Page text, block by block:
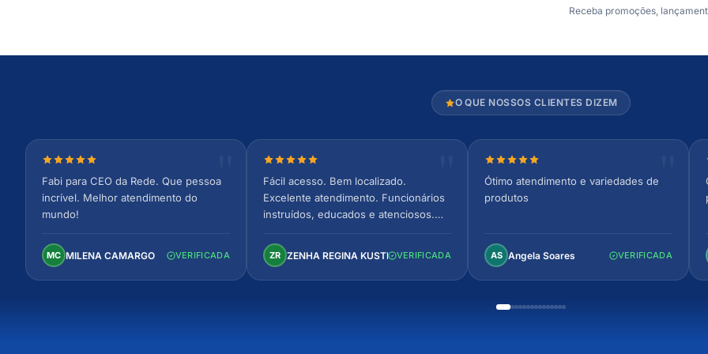
Receba promoções,
O QUE NOSSOS CLIENTES DIZEM
Nota 5 de 5 estrelas
Fabi para CEO da Rede. Que pessoa
incrível. Melhor atendimento do
mundo!
MC MILENA CAMARGO VERIFICADA
Nota 5 de 5 estrelas
Fácil acesso. Bem localizado.
Excelente atendimento. Funcionários
instruídos, educados e atenciosos.
confortável. Perfeito!
ZR ZENHA REGINA KUSTERVERIFICADA
Nota 5 de 5 estrelas
Ótimo atendimento e variedades de
produtos
AS Angela Soares VERIFICADA